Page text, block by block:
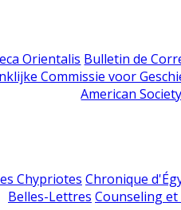
Orientalis Bulletin de
Commissie voor
American
Chypriotes Chronique
Belles-Lettres Counseling